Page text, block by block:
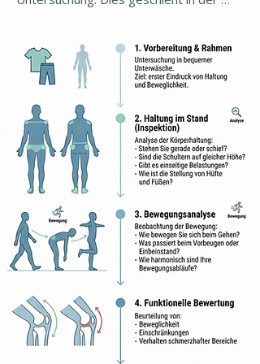
Beweglichkeit und Einschränkungen zu
bekommen. Wir empfehlen, dass Sie
bequeme Unterwäsche tragen, in der
Zunächst begutachtet der Osteopath
Sie im Stand. Hier kann er schon erste
Punkte erkennen:
- Stehen Sie schief
- Sind die Schultern unterschiedlich hoch
- Kippen Sie in eine Richtung
- Belasten Sie eine Seite mehr als die
andere
- Wie ist die Stellung Ihrer Hüfte und
Füße
Nun folgt meist eine Beobachtung in der
Bewegung. Wie verhält sich Ihr Körper,
wenn Sie ein Bein heben, oder sich nach